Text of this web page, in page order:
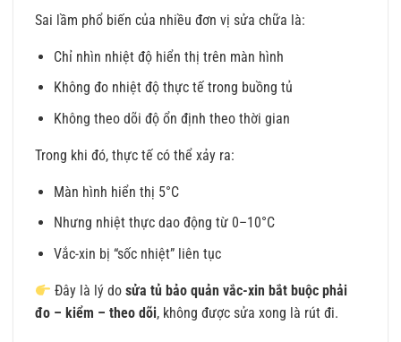
Sai lầm phổ biến của nhiều đơn vị sửa chữa là:
Chỉ nhìn nhiệt độ hiển thị trên màn hình
Không đo nhiệt độ thực tế trong buồng tủ
Không theo dõi độ ổn định theo thời gian
Trong khi đó, thực tế có thể xảy ra:
Màn hình hiển thị 5°C
Nhưng nhiệt thực dao động từ 0–10°C
Vắc-xin bị “sốc nhiệt” liên tục
Đây là lý dosửa tủ bảo quản vắc-xin bắt buộc phải
đo – kiểm – theo dõi, không được sửa xong là rút đi.